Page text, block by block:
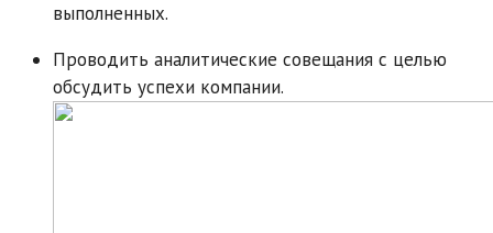
выполненных.
Проводить аналитические совещания с целью
обсудить успехи компании.